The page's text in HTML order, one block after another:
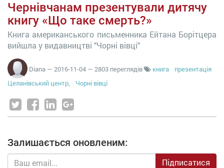
Чернівчанам презентували дитячу
книгу «Що таке смерть?»
Книга американського письменника Ейтана Борітцера
вийшла у видавництві "Чорні вівці"
Diana — 2016-11-04 — 2803 переглядів книга
презентація
Целанівський центр,
Чорні вівці
Залишається оновленим:
Підписатися